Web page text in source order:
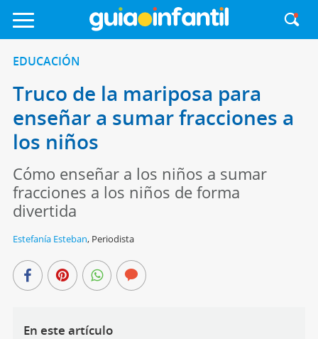
EDUCACIÓN
Truco de la mariposa para
enseñar a sumar fracciones a
los niños
Cómo enseñar a los niños a sumar
fracciones a los niños de forma
divertida
Estefanía Esteban, Periodista
En este artículo